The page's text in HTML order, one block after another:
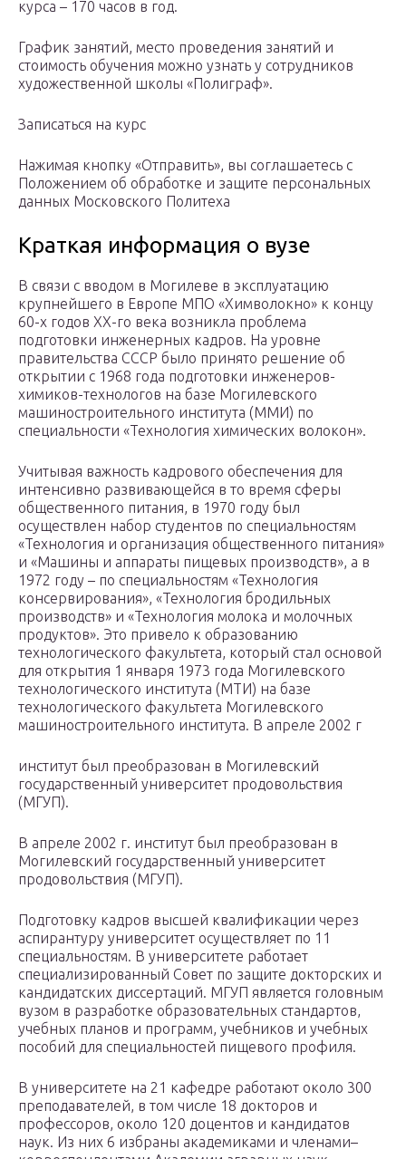
курса – 170 часов в год.
График занятий, место проведения занятий и
стоимость обучения можно узнать у сотрудников
художественной школы «Полиграф».
Записаться на курс
Нажимая кнопку «Отправить», вы соглашаетесь с
Положением об обработке и защите персональных
данных Московского Политеха
Краткая информация о вузе
В связи с вводом в Могилеве в эксплуатацию
крупнейшего в Европе МПО «Химволокно» к концу
60-х годов ХХ-го века возникла проблема
подготовки инженерных кадров. На уровне
правительства СССР было принято решение об
открытии с 1968 года подготовки инженеров-
химиков-технологов на базе Могилевского
машиностроительного института (ММИ) по
специальности «Технология химических волокон».
Учитывая важность кадрового обеспечения для
интенсивно развивающейся в то время сферы
общественного питания, в 1970 году был
осуществлен набор студентов по специальностям
«Технология и организация общественного питания»
и «Машины и аппараты пищевых производств», а в
1972 году – по специальностям «Технология
консервирования», «Технология бродильных
производств» и «Технология молока и молочных
продуктов». Это привело к образованию
технологического факультета, который стал основой
для открытия 1 января 1973 года Могилевского
технологического института (МТИ) на базе
технологического факультета Могилевского
машиностроительного института. В апреле 2002 г
институт был преобразован в Могилевский
государственный университет продовольствия
(МГУП).
В апреле 2002 г. институт был преобразован в
Могилевский государственный университет
продовольствия (МГУП).
Подготовку кадров высшей квалификации через
аспирантуру университет осуществляет по 11
специальностям. В университете работает
специализированный Совет по защите докторских и
кандидатских диссертаций. МГУП является головным
вузом в разработке образовательных стандартов,
учебных планов и программ, учебников и учебных
пособий для специальностей пищевого профиля.
В университете на 21 кафедре работают около 300
преподавателей, в том числе 18 докторов и
профессоров, около 120 доцентов и кандидатов
наук. Из них 6 избраны академиками и членами–